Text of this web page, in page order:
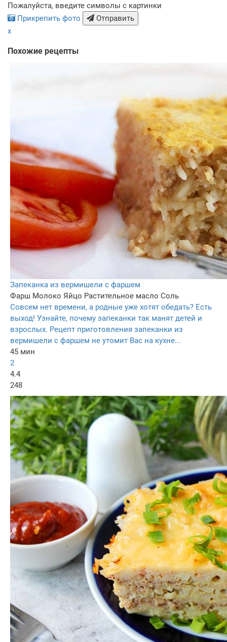
Пожалуйста, введите символы с картинки
Прикрепить фото
Отправить
x
Похожие рецепты
Запеканка из вермишели с фаршем
Фарш Молоко Яйцо Растительное масло Соль
Совсем нет времени, а родные уже хотят обедать? Есть
выход! Узнайте, почему запеканки так манят детей и
взрослых. Рецепт приготовления запеканки из
вермишели с фаршем не утомит Вас на кухне...
45 мин
2
4.4
248